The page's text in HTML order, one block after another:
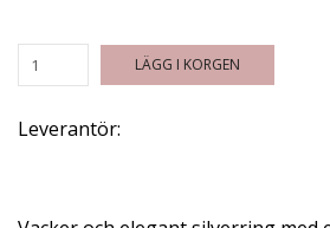
LÄGG I KORGEN
Leverantör: